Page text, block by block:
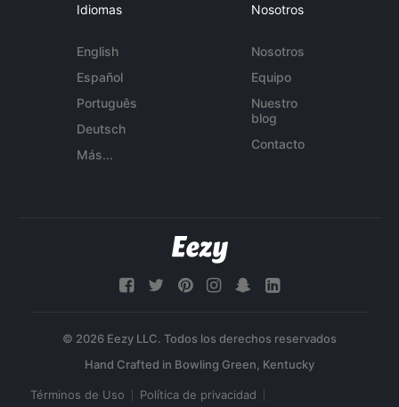
Idiomas
English
Español
Português
Deutsch
Más...
Nosotros
Nosotros
Equipo
Nuestro
blog
Contacto
© 2026 Eezy LLC. Todos los derechos reservados
Términos de Uso Política de privacidad